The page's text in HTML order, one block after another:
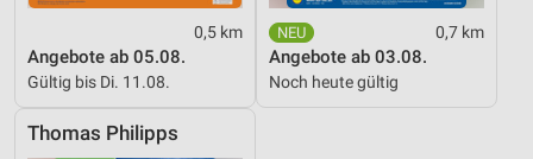
0,5 km
Angebote ab 05.08.
Gültig bis Di. 11.08.
0,7 km
Angebote ab 03.08.
Noch heute gültig
Thomas Philipps